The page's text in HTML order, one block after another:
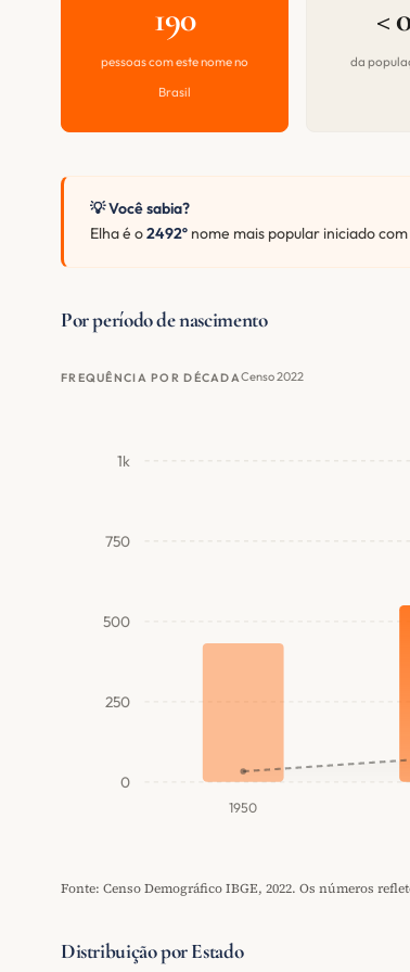
190
pessoas com este nome no
Brasil
<
da
💡 Você sabia?
Elha é o2492º nome mais popular iniciado
Por período de nascimento
FREQUÊNCIA POR DÉCADACenso 2022
0
250
500
750
1k
1950
Fonte: Censo Demográfico IBGE, 2022. Os números
Distribuição por Estado